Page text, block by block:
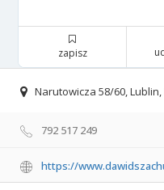
zapisz
Narutowicza 58/60,
792 517 249
https://